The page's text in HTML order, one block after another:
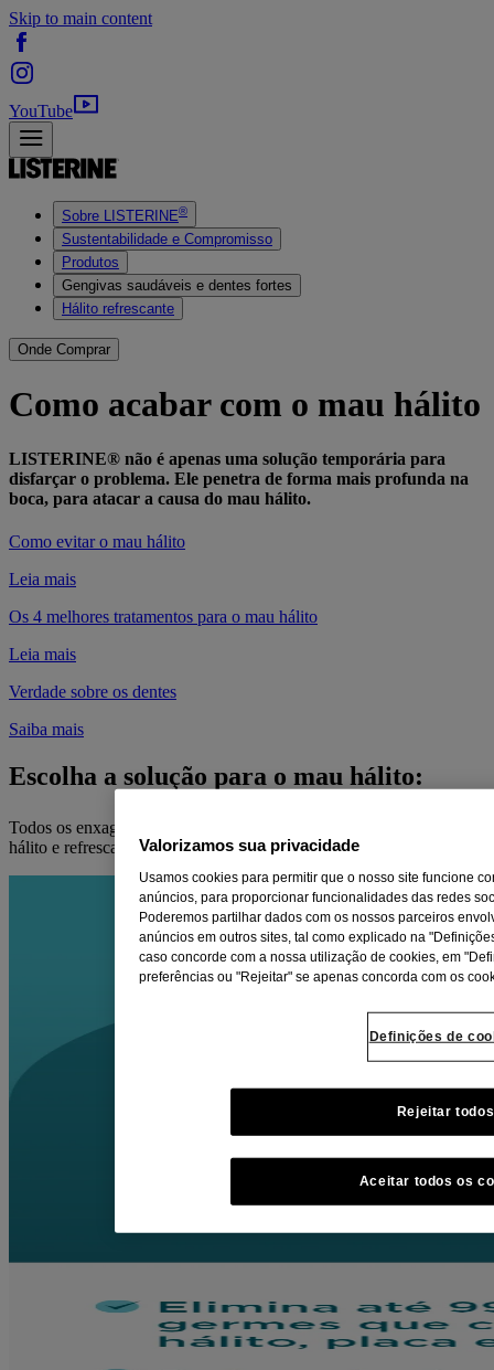
Skip to main content
YouTube
Sobre LISTERINE®
Sustentabilidade e Compromisso
Produtos
Gengivas saudáveis e dentes fortes
Hálito refrescante
Onde Comprar
Como acabar com o mau hálito
LISTERINE® não é apenas uma solução temporária para
disfarçar o problema. Ele penetra de forma mais profunda na
boca, para atacar a causa do mau hálito.
Como evitar o mau hálito
Leia mais
Os 4 melhores tratamentos para o mau hálito
Leia mais
Verdade sobre os dentes
Saiba mais
Escolha a solução para o mau hálito:
Todos os enxaguatórios LISTERINE
hálito e refrescam sua boca, para que fique totalmente limpa
Valorizamos sua privacidade
Usamos cookies para permitir que o nosso site funcione
anúncios, para proporcionar funcionalidades das redes
Poderemos partilhar dados com os nossos parceiros
anúncios em outros sites, tal como explicado na
caso concorde com a nossa utilização de cookies, em
preferências ou "Rejeitar" se apenas concorda com os
Definições de
Rejeitar todos
Aceitar todos os